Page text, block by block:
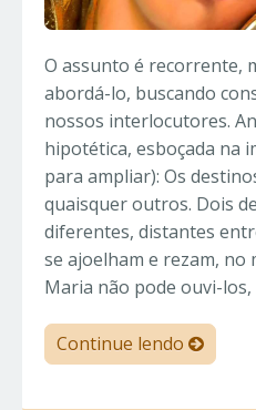
O assunto é recorrente,
abordá-lo, buscando
nossos interlocutores.
hipotética, esboçada na
para ampliar): Os
quaisquer outros. Dois
diferentes, distantes
se ajoelham e rezam, no
Maria não pode ouvi-
Continue lendo